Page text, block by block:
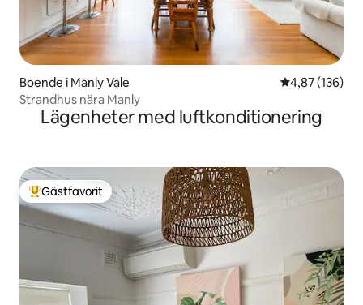
Boende i Manly Vale 4,87 av 5 i
4,87 (136)
Strandhus nära Manly
Lägenheter med luftkonditionering
Populär gästfavorit
Gästfavorit